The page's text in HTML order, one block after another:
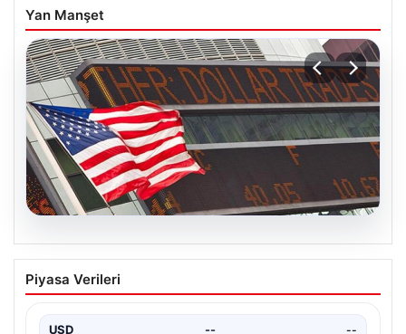
Yan Manşet
04.08.2026
FED faiz kararı ne zaman açıklanacak?
Nisan ayı faiz beklentisi belli oldu
Piyasa Verileri
USD -- --